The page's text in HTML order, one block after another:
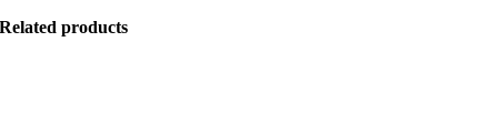
Related products